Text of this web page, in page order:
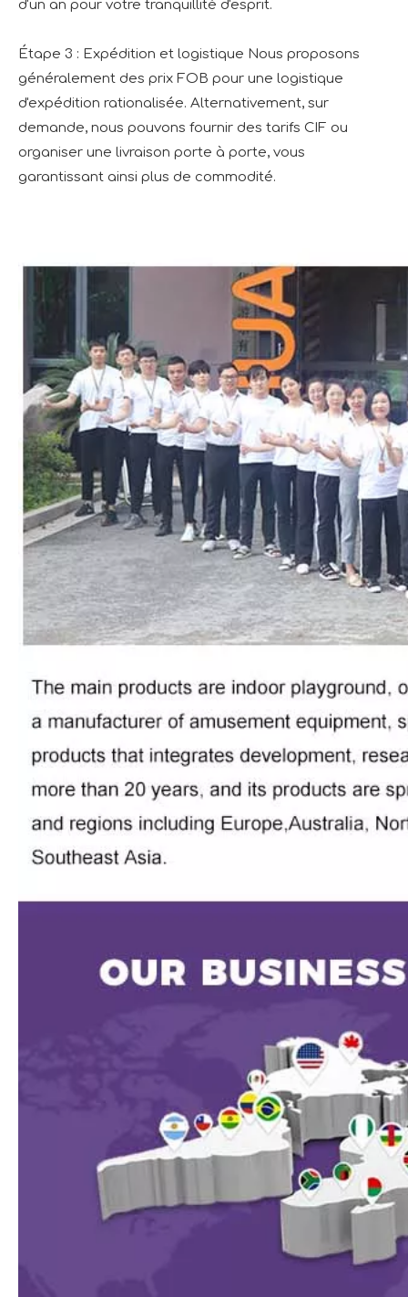
d'un an pour votre tranquillité d'esprit.
Étape 3 : Expédition et logistique Nous proposons
généralement des prix FOB pour une logistique
d'expédition rationalisée. Alternativement, sur
demande, nous pouvons fournir des tarifs CIF ou
organiser une livraison porte à porte, vous
garantissant ainsi plus de commodité.